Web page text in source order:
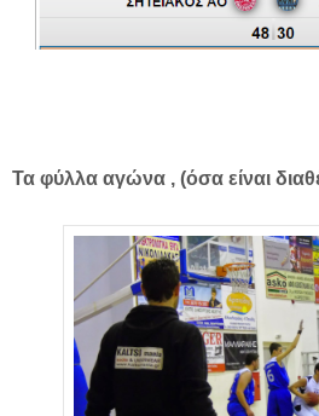
Τα φύλλα αγώνα , (όσα είναι